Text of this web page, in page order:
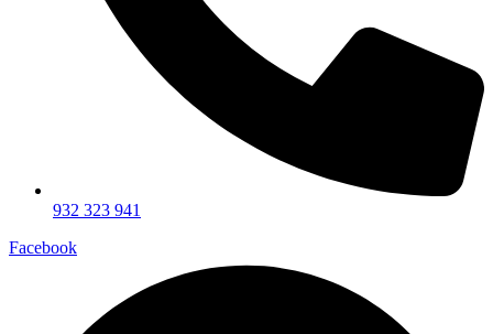
932 323 941
Facebook